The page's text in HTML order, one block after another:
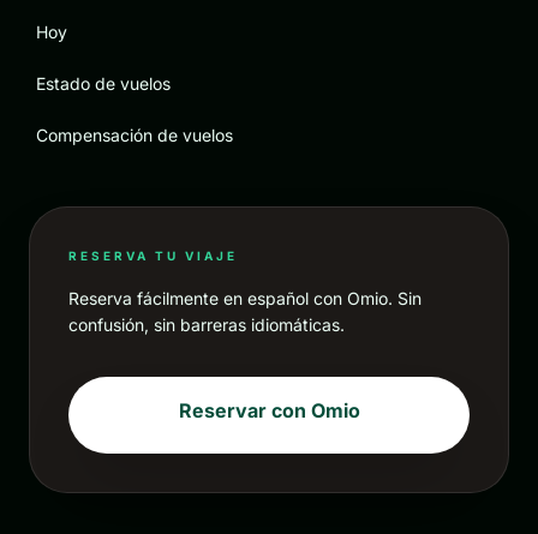
Hoy
Estado de vuelos
Compensación de vuelos
RESERVA TU VIAJE
Reserva fácilmente en español con Omio. Sin
confusión, sin barreras idiomáticas.
Reservar con Omio